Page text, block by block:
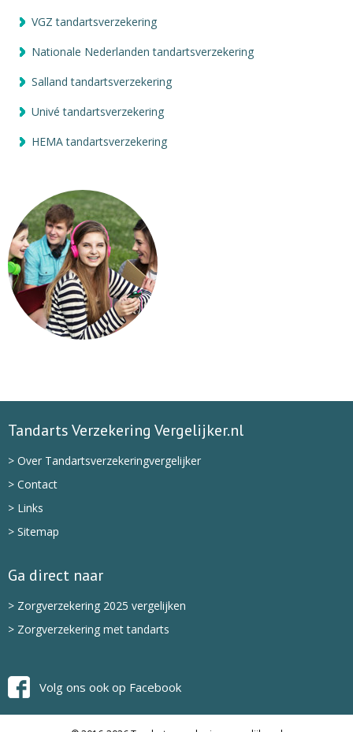
VGZ tandartsverzekering
Nationale Nederlanden tandartsverzekering
Salland tandartsverzekering
Univé tandartsverzekering
HEMA tandartsverzekering
Tandarts Verzekering Vergelijker.nl
> Over Tandartsverzekeringvergelijker
> Contact
> Links
> Sitemap
Ga direct naar
> Zorgverzekering 2025 vergelijken
> Zorgverzekering met tandarts
Volg ons ook op Facebook